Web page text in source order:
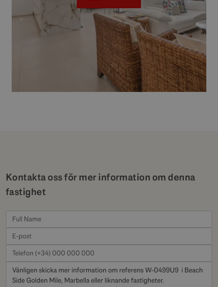
Kontakta oss för mer information om denna
fastighet